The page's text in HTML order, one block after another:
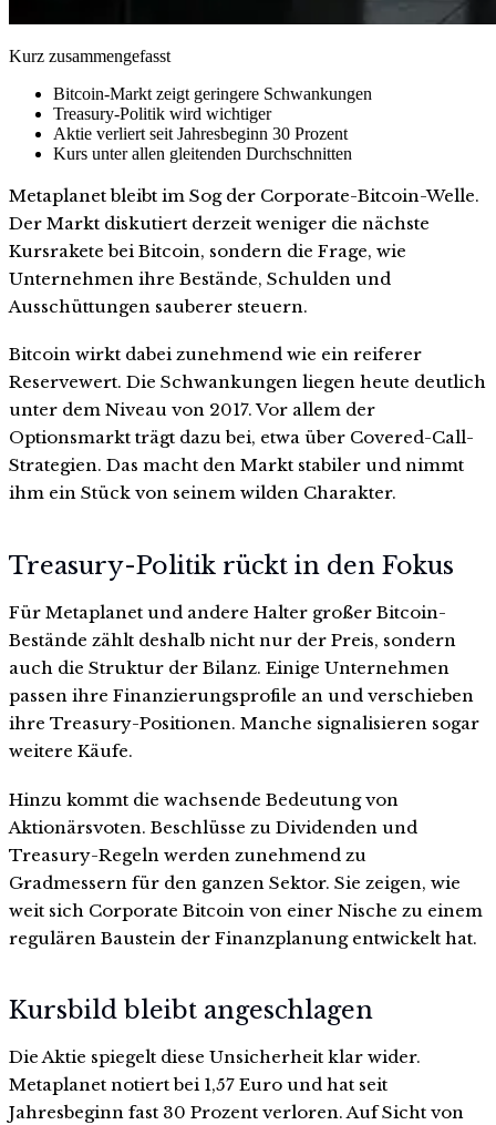
Kurz zusammengefasst
Bitcoin-Markt zeigt geringere Schwankungen
Treasury-Politik wird wichtiger
Aktie verliert seit Jahresbeginn 30 Prozent
Kurs unter allen gleitenden Durchschnitten
Metaplanet bleibt im Sog der Corporate-Bitcoin-Welle.
Der Markt diskutiert derzeit weniger die nächste
Kursrakete bei Bitcoin, sondern die Frage, wie
Unternehmen ihre Bestände, Schulden und
Ausschüttungen sauberer steuern.
Bitcoin wirkt dabei zunehmend wie ein reiferer
Reservewert. Die Schwankungen liegen heute deutlich
unter dem Niveau von 2017. Vor allem der
Optionsmarkt trägt dazu bei, etwa über Covered-Call-
Strategien. Das macht den Markt stabiler und nimmt
ihm ein Stück von seinem wilden Charakter.
Treasury-Politik rückt in den Fokus
Für Metaplanet und andere Halter großer Bitcoin-
Bestände zählt deshalb nicht nur der Preis, sondern
auch die Struktur der Bilanz. Einige Unternehmen
passen ihre Finanzierungsprofile an und verschieben
ihre Treasury-Positionen. Manche signalisieren sogar
weitere Käufe.
Hinzu kommt die wachsende Bedeutung von
Aktionärsvoten. Beschlüsse zu Dividenden und
Treasury-Regeln werden zunehmend zu
Gradmessern für den ganzen Sektor. Sie zeigen, wie
weit sich Corporate Bitcoin von einer Nische zu einem
regulären Baustein der Finanzplanung entwickelt hat.
Kursbild bleibt angeschlagen
Die Aktie spiegelt diese Unsicherheit klar wider.
Metaplanet notiert bei 1,57 Euro und hat seit
Jahresbeginn fast 30 Prozent verloren. Auf Sicht von